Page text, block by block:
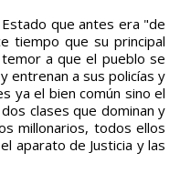
que antes era "de
tiempo que su principal
a que el pueblo se
entrenan a sus policías y
ya el bien común sino el
clases que dominan y
millonarios, todos ellos
aparato de Justicia y las